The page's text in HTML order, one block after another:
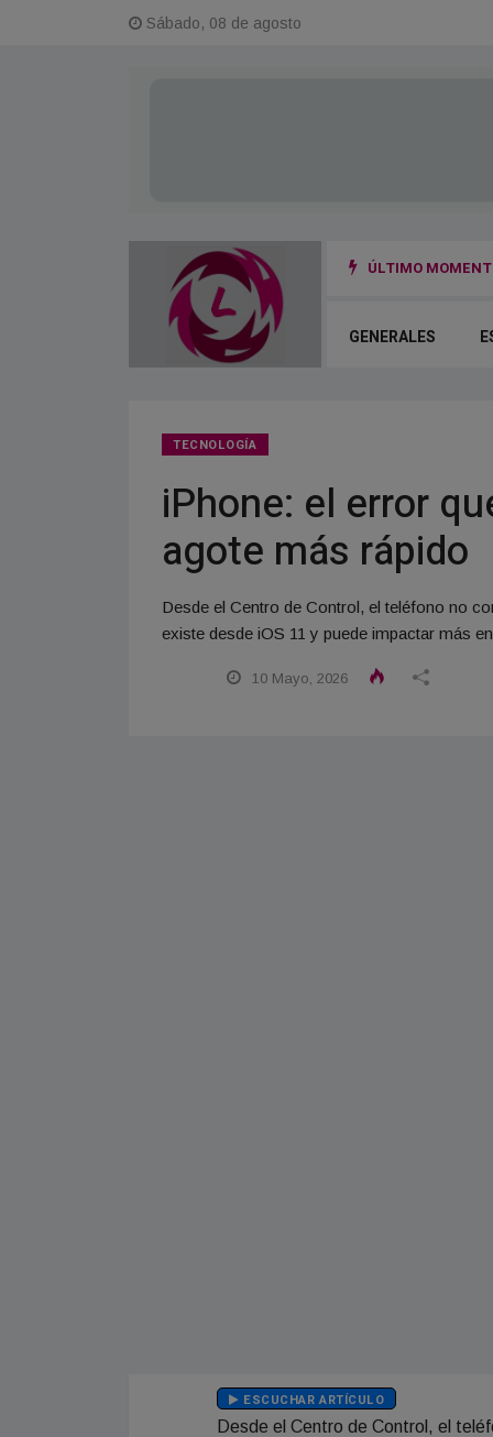
Sábado, 08 de agosto
ÚLTIMO
la fuga y el otro terminó herido
GENERALES
TECNOLOGÍA
iPhone: el error
agote más rápido
Desde el Centro de Control, el teléfono no
existe desde iOS 11 y puede impactar más
10 Mayo, 2026
ESCUCHAR ARTÍCULO
Desde el Centro de Control, el